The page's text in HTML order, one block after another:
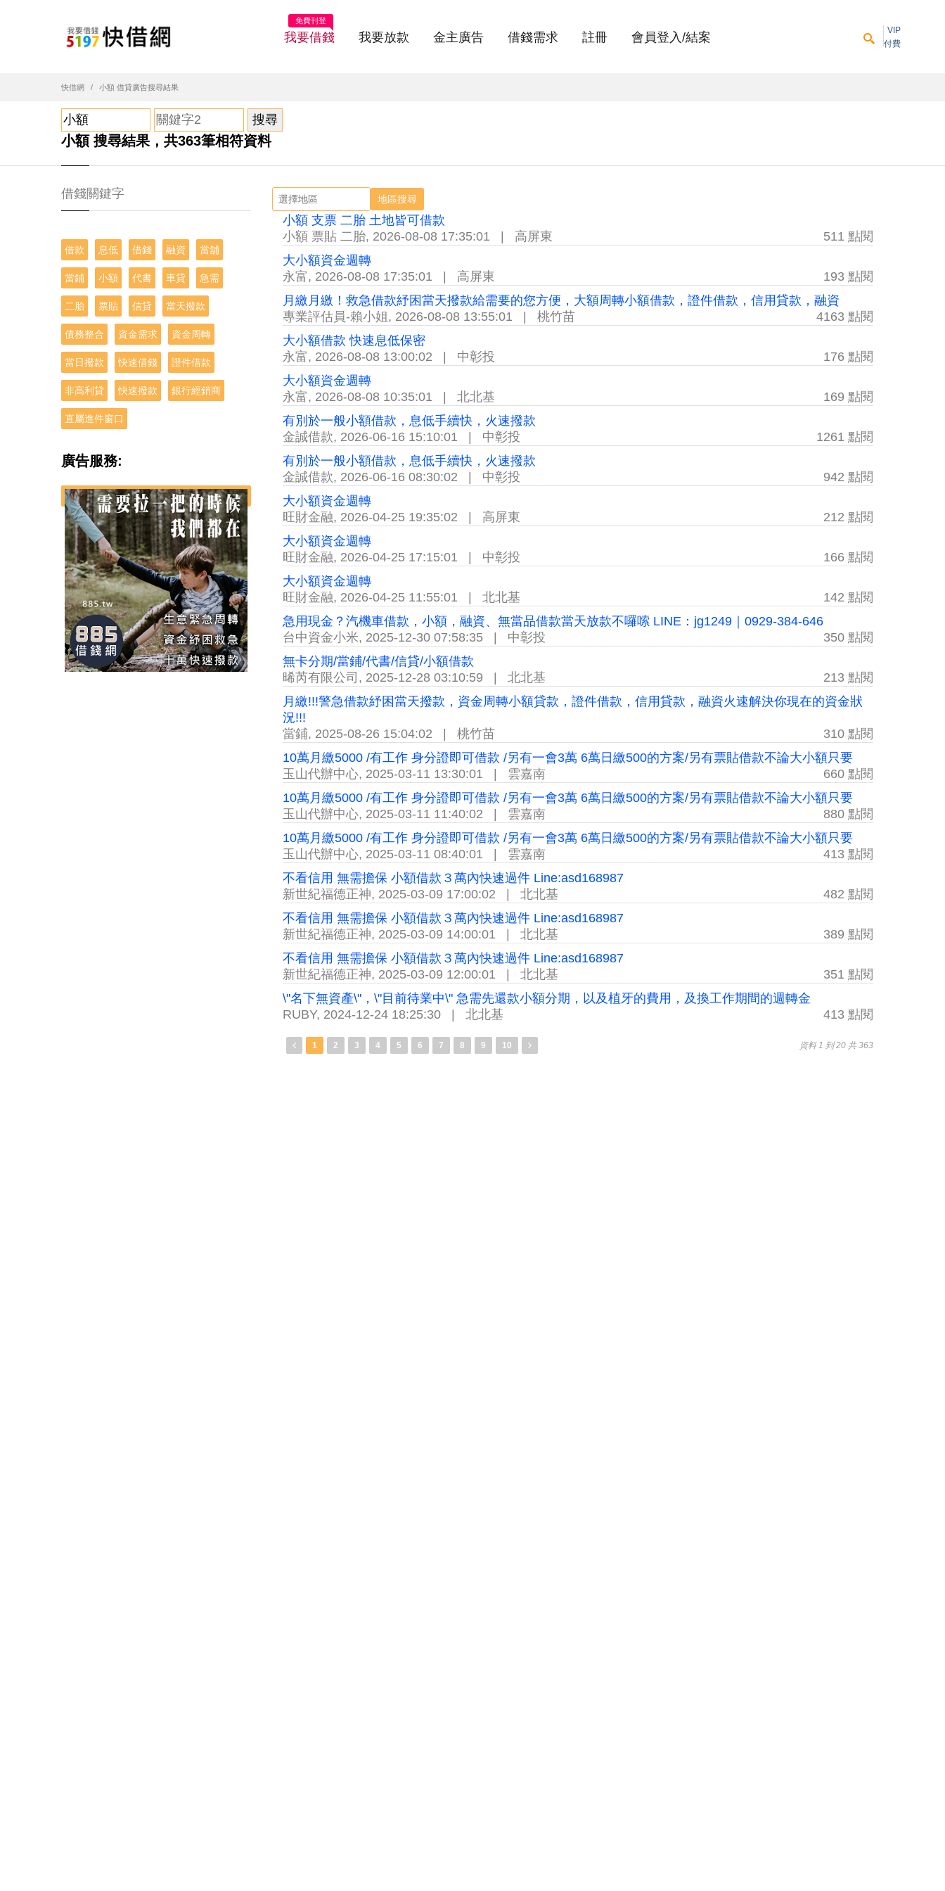
VIP
付費
我要借錢
免費刊登
我要放款 金主廣告 借錢需求 註冊 會員登入/結案
快借網 小額 借貸廣告搜尋結果
小額 搜尋結果，共363筆相符資料
地區搜尋
小額 支票 二胎 土地皆可借款
小額 票貼 二胎, 2026-08-08 17:35:01 高屏東
511 點閱
大小額資金週轉
永富, 2026-08-08 17:35:01 高屏東
193 點閱
月繳月繳！救急借款紓困當天撥款給需要的您方便，大額周轉小額借款，證件借款，信用貸款，融資
專業評估員-賴小姐 , 2026-08-08 13:55:01 桃竹苗
4163 點閱
大小額借款 快速息低保密
永富, 2026-08-08 13:00:02 中彰投
176 點閱
大小額資金週轉
永富, 2026-08-08 10:35:01 北北基
169 點閱
有別於一般小額借款，息低手續快，火速撥款
金誠借款, 2026-06-16 15:10:01 中彰投
1261 點閱
有別於一般小額借款，息低手續快，火速撥款
金誠借款, 2026-06-16 08:30:02 中彰投
942 點閱
大小額資金週轉
旺財金融, 2026-04-25 19:35:02 高屏東
212 點閱
大小額資金週轉
旺財金融, 2026-04-25 17:15:01 中彰投
166 點閱
大小額資金週轉
旺財金融, 2026-04-25 11:55:01 北北基
142 點閱
急用現金？汽機車借款，小額，融資、無當品借款當天放款不囉嗦 LINE：jg1249｜0929-384-646
台中資金小米, 2025-12-30 07:58:35 中彰投
350 點閱
無卡分期/當鋪/代書/信貸/小額借款
晞芮有限公司 , 2025-12-28 03:10:59 北北基
213 點閱
月繳!!!警急借款紓困當天撥款，資金周轉小額貸款，證件借款，信用貸款，融資火速解決你現在的資金狀
況!!!
當鋪, 2025-08-26 15:04:02 桃竹苗
310 點閱
10萬月繳5000 /有工作 身分證即可借款 /另有一會3萬 6萬日繳500的方案/另有票貼借款不論大小額只要
玉山代辦中心, 2025-03-11 13:30:01 雲嘉南
660 點閱
10萬月繳5000 /有工作 身分證即可借款 /另有一會3萬 6萬日繳500的方案/另有票貼借款不論大小額只要
玉山代辦中心, 2025-03-11 11:40:02 雲嘉南
880 點閱
10萬月繳5000 /有工作 身分證即可借款 /另有一會3萬 6萬日繳500的方案/另有票貼借款不論大小額只要
玉山代辦中心, 2025-03-11 08:40:01 雲嘉南
413 點閱
不看信用 無需擔保 小額借款３萬內快速過件 Line:asd168987
新世紀福德正神, 2025-03-09 17:00:02 北北基
482 點閱
不看信用 無需擔保 小額借款３萬內快速過件 Line:asd168987
新世紀福德正神, 2025-03-09 14:00:01 北北基
389 點閱
不看信用 無需擔保 小額借款３萬內快速過件 Line:asd168987
新世紀福德正神, 2025-03-09 12:00:01 北北基
351 點閱
\"名下無資產\"，\"目前待業中\" 急需先還款小額分期，以及植牙的費用，及換工作期間的週轉金
RUBY, 2024-12-24 18:25:30 北北基 413 點閱
1 2 3 4 5 6 7 8 9 10 資料 1 到 20 共 363
借錢關鍵字
借款 息低 借錢 融資 當舖
當鋪 小額 代書 車貸 急需
二胎 票貼 信貸 當天撥款
債務整合 資金需求 資金周轉
當日撥款 快速借錢 證件借款
非高利貸 快速撥款 銀行經銷商
直屬進件窗口
廣告服務: